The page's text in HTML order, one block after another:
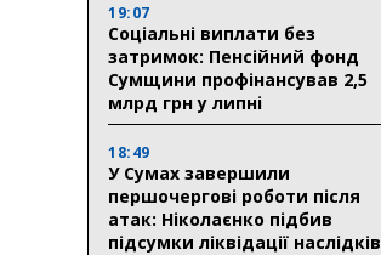
19:07
Соціальні виплати без
затримок: Пенсійний фонд
Сумщини профінансував 2,5
млрд грн у липні
18:49
У Сумах завершили
першочергові роботи після
атак: Ніколаєнко підбив
підсумки ліквідації наслідків